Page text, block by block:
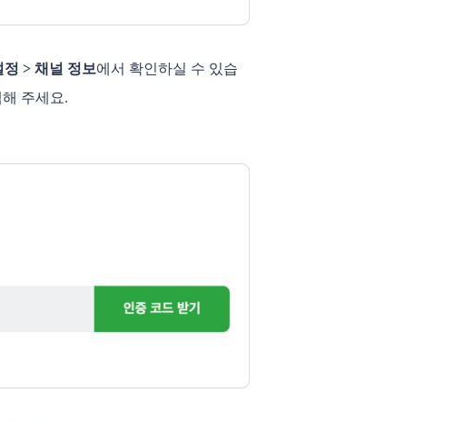
> 채널 정보에서 확인하실 수 있습
주세요.